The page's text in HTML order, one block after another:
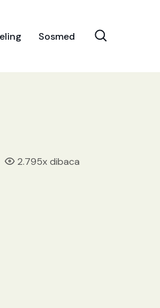
Sosmed
2.795x dibaca